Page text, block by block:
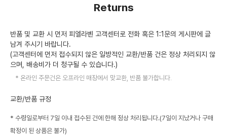
Returns
반품 및 교환 시 먼저 피엘라벤 고객센터로 전화 혹은 1:1문의 게시판에 글
남겨 주시기 바랍니다.
(고객센터에 먼저 접수되지 않은 일방적인 교환/반품 건은 정상 처리되지 않
으며, 배송비가 더 청구될 수 있습니다.)
온라인 주문건은 오프라인 매장에서 맞교환, 반품 불가합니다.
교환/반품 규정
* 수령일로부터 7일 이내 접수된 건에 한해 정상 처리됩니다.(7일이 지났거나 구매
확정이 된 상품은 불가)